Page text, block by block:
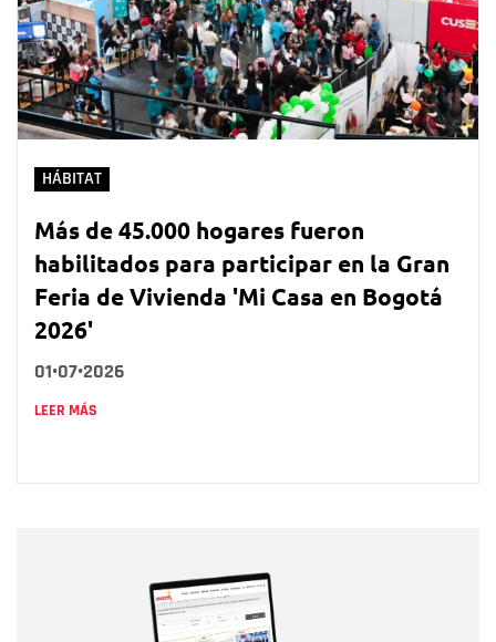
HÁBITAT
Más de 45.000 hogares fueron
habilitados para participar en la Gran
Feria de Vivienda 'Mi Casa en Bogotá
2026'
01•07•2026
LEER MÁS
Correo electrónico